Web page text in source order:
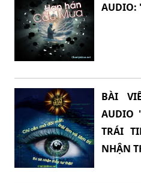
AUDIO:
BÀI
AUDIO
TRÁI
NHẬN